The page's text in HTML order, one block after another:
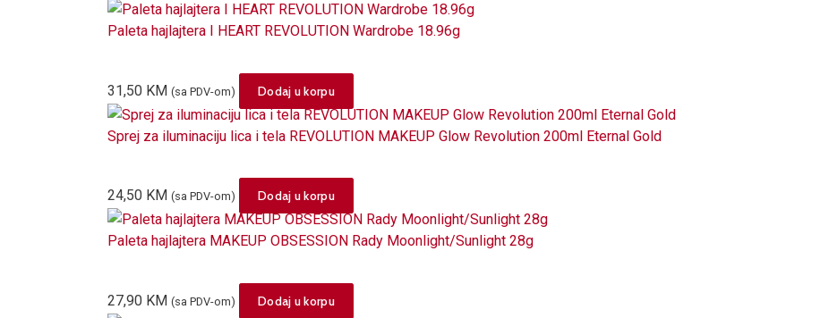
Paleta hajlajtera I HEART REVOLUTION Wardrobe 18.96g
31,50 KM (sa PDV-om) Dodaj u korpu
Sprej za iluminaciju lica i tela REVOLUTION MAKEUP Glow Revolution 200ml Eternal Gold
24,50 KM (sa PDV-om) Dodaj u korpu
Paleta hajlajtera MAKEUP OBSESSION Rady Moonlight/Sunlight 28g
27,90 KM (sa PDV-om) Dodaj u korpu